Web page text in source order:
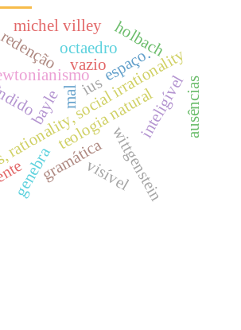
social irrationality
mal
teologia natural
espaço.
vazio
redenção
bayle
genebragramática
octaedro
wittgenstein
inteligível
visível
ausências
holbach
ius
michel villey